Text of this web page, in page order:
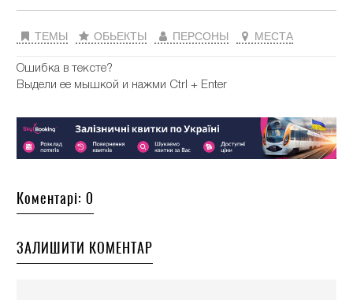
ТЕМЫ ОБЬЕКТЫ ПЕРСОНЫ МЕСТА
Ошибка в тексте?
Выдели ее мышкой и нажми Ctrl + Enter
Коментарі: 0
ЗАЛИШИТИ КОМЕНТАР